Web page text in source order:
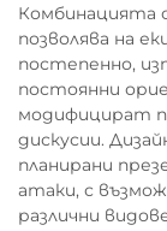
Комбинацията
позволява на
постепенно,
постоянни
модифицират
дискусии.
планирани
атаки, с
различни